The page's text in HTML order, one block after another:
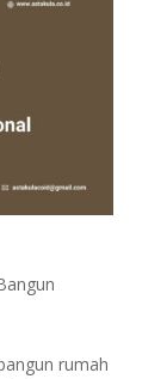
rumah